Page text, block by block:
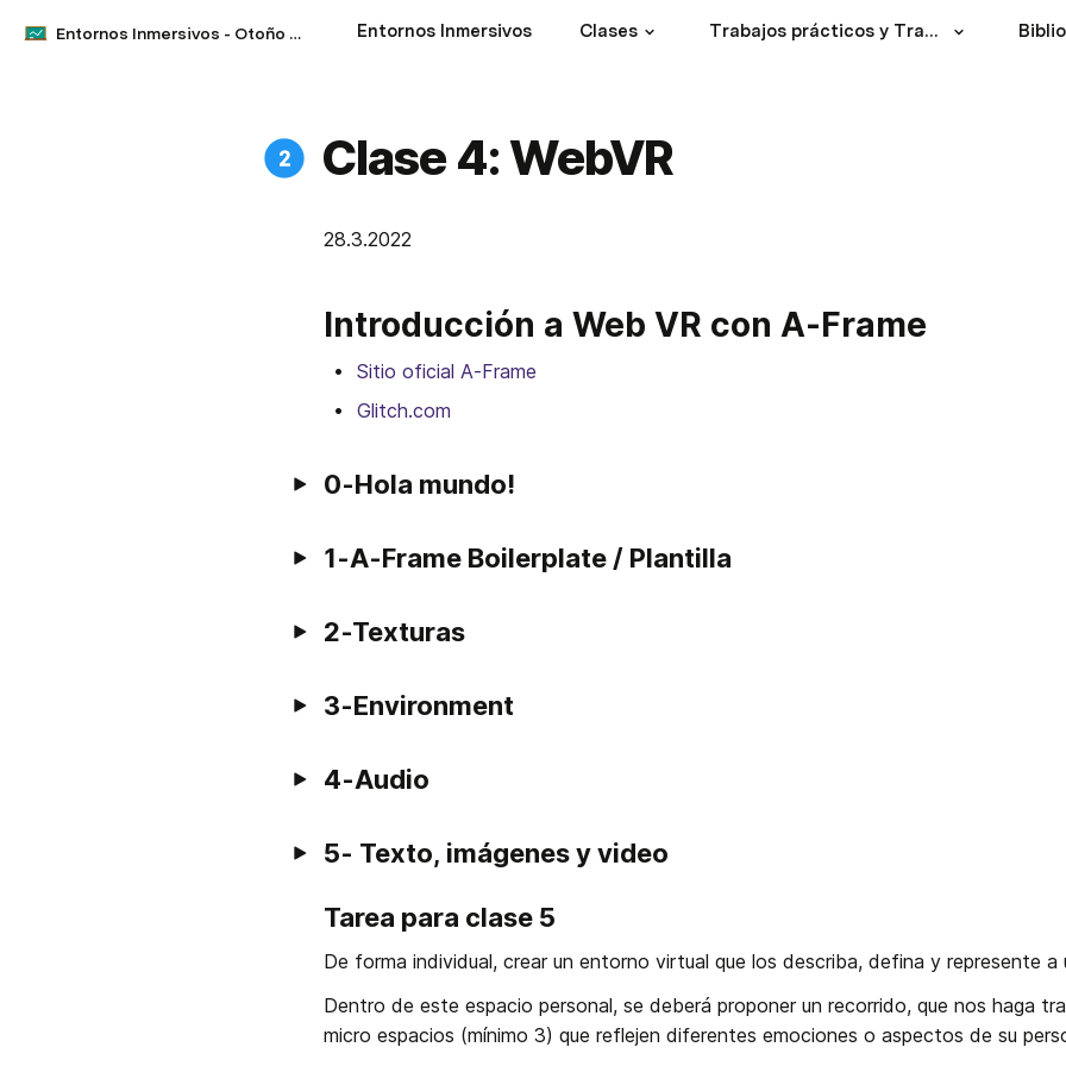
Entornos Inmersivos - Otoño 2022 Entornos Inmersivos Clases Trabajos prácticos y Trabajo Final
Clase 4: WebVR
28.3.2022
Introducción a Web VR con A-Frame
Sitio oficial A-Frame
Glitch.com
0-Hola mundo!
1-A-Frame Boilerplate / Plantilla
2-Texturas
3-Environment
4-Audio
5- Texto, imágenes y video
Tarea para clase 5
De forma individual, crear un entorno virtual que los describa, defina y represente a
Dentro de este espacio personal, se deberá proponer un recorrido, que nos haga
micro espacios (mínimo 3) que reflejen diferentes emociones o aspectos de su